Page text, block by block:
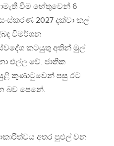
වීම හේතුවෙන් 6
2027 දක්වා කල්
විමර්ශන
කටයුතු අතින් මුල්
එල්ල වේ. ජාතික
කුණාටුවෙන් පසු රට
බව පෙනේ.
අතර පුළුල් වන